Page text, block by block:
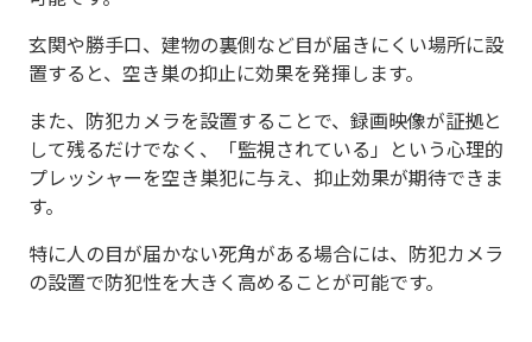
玄関や勝手口、建物の裏側など目が届きにくい場所に設
置すると、空き巣の抑止に効果を発揮します。
また、防犯カメラを設置することで、録画映像が証拠と
して残るだけでなく、「監視されている」という心理的
プレッシャーを空き巣犯に与え、抑止効果が期待できま
す。
特に人の目が届かない死角がある場合には、防犯カメラ
の設置で防犯性を大きく高めることが可能です。